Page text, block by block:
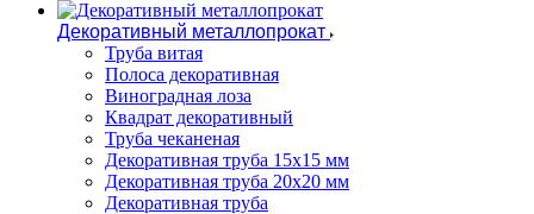
Декоративный металлопрокат
Труба витая
Полоса декоративная
Виноградная лоза
Квадрат декоративный
Труба чеканеная
Декоративная труба 15х15 мм
Декоративная труба 20х20 мм
Декоративная труба